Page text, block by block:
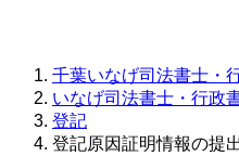
千葉いなげ司法書士・
いなげ司法書士・行政
登記
登記原因証明情報の提